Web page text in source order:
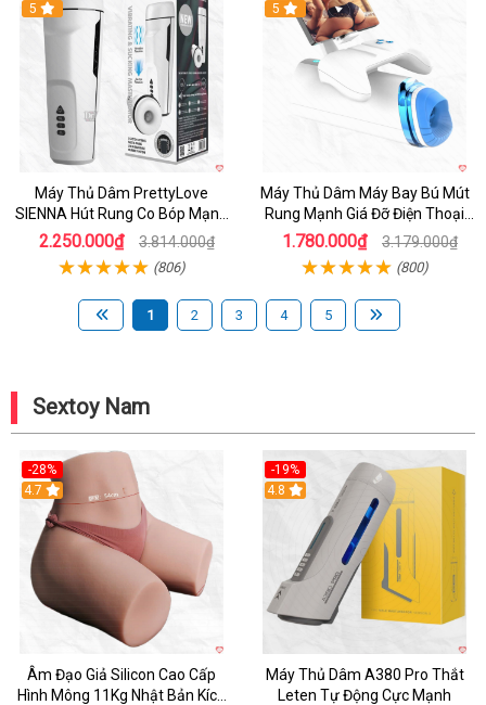
Hot
5
Máy Thủ Dâm PrettyLove
SIENNA Hút Rung Co Bóp Mạnh
Mẽ Nam
2.250.000₫ 3.814.000₫
(806)
Hot
5
Máy Thủ Dâm Máy Bay Bú Mút
Rung Mạnh Giá Đỡ Điện Thoại
Chính Hãng
1.780.000₫ 3.179.000₫
(800)
1 2 3 4 5
Sextoy Nam
-28%
4.7
Âm Đạo Giả Silicon Cao Cấp
Hình Mông 11Kg Nhật Bản Kích
-19%
Hot
4.8
Máy Thủ Dâm A380 Pro Thắt
Leten Tự Động Cực Mạnh